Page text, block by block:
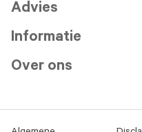
Advies
Informatie
Over ons